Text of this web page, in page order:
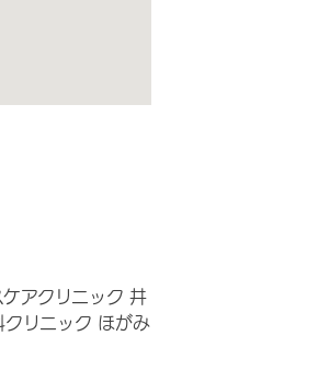
アクリニック 井
クリニック ほがみ